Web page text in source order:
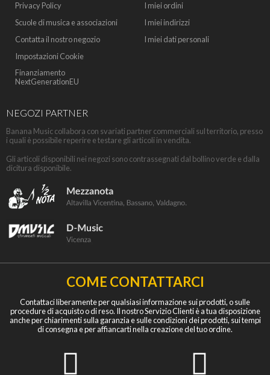
Privacy Policy
Scuole di musica e associazioni
Contatta il nostro negozio
Impostazioni Cookie
Finanziamento
NextGenerationEU
I miei ordini
I miei indirizzi
I miei dati personali
NEGOZI PARTNER
Banana Music collabora con svariati partner commerciali sul territorio, presso
i quali è possibile reperire e testare gli articoli in vendita.
Gli articoli disponibili nei negozi sono contrassegnati dal bollino verde e dalla
dicitura disponibile.
COME CONTATTARCI
Contattaci liberamente per qualsiasi informazione sui prodotti, o sulle
procedure di acquisto o di reso. Il nostro Servizio Clienti è a tua disposizione
anche per chiarimenti sulla garanzia e sulle condizioni dei prodotti, sui tempi
di consegna e per affiancarti nella creazione del tuo ordine.